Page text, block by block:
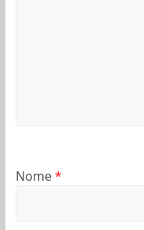
Nome*